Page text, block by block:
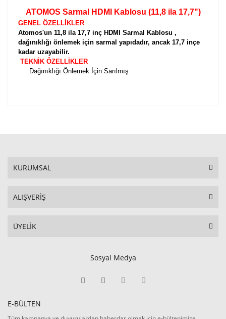
ATOMOS Sarmal HDMI Kablosu (11,8 ila 17,7")
GENEL ÖZELLİKLER
Atomos'un 11,8 ila 17,7 inç HDMI Sarmal Kablosu ,
dağınıklığı önlemek için sarmal yapıdadır, ancak 17,7 inçe
kadar uzayabilir.
TEKNİK ÖZELLİKLER
·
Dağınıklığı Önlemek İçin Sarılmış
KURUMSAL
ALIŞVERİŞ
ÜYELİK
Sosyal Medya
E-BÜLTEN